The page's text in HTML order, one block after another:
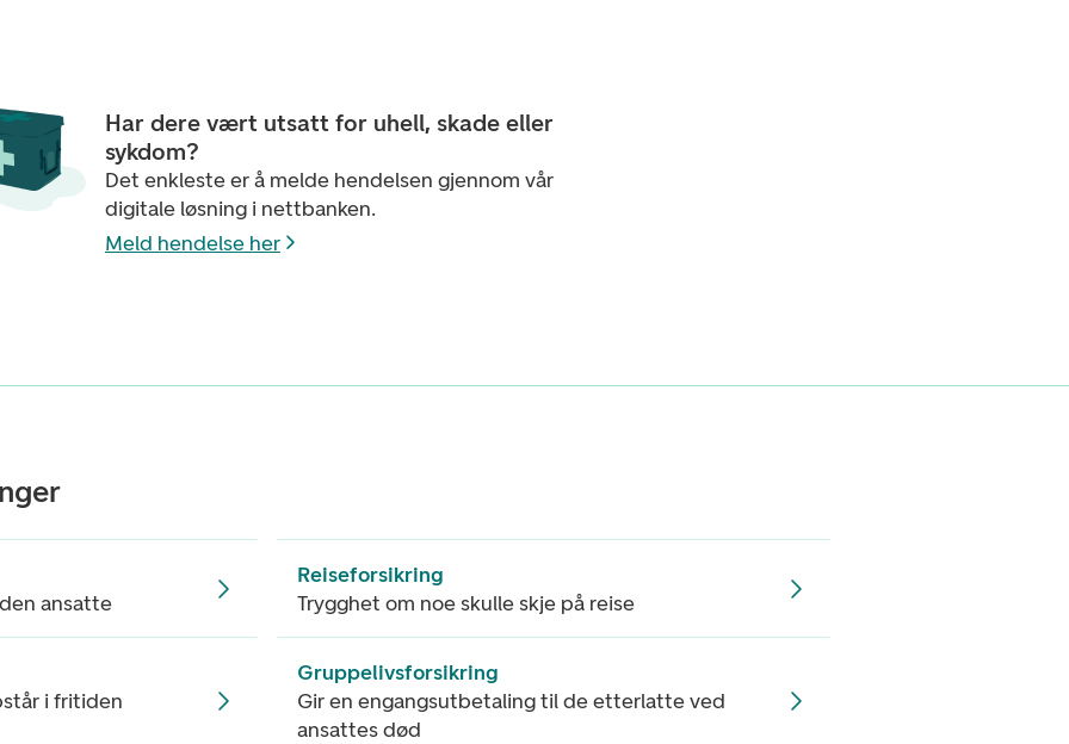
Har dere vært utsatt for uhell, skade eller
sykdom?
Det enkleste er å melde hendelsen gjennom vår
digitale løsning i nettbanken.
Meld hendelse her
ansatte
Reiseforsikring
Trygghet om noe skulle skje på reise
i fritiden
Gruppelivsforsikring
Gir en engangsutbetaling til de etterlatte ved
ansattes død